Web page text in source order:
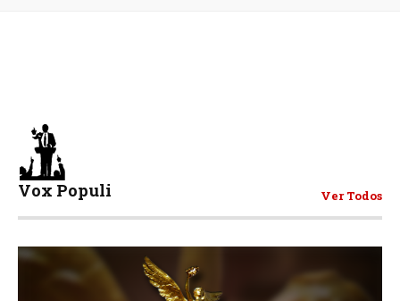
Vox Populi Ver Todos